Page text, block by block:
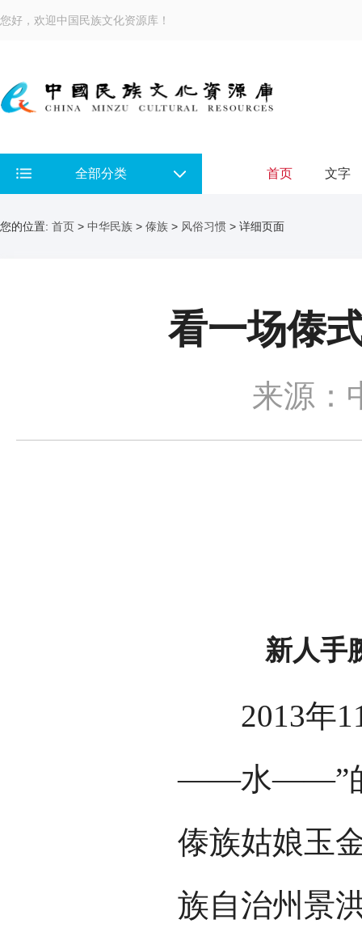
您好，欢迎中国民族文化资源库！
全部分类 首页 文字
您的位置: 首页 > 中华民族 > 傣族 > 风俗习惯 > 详细页面
看一场傣
来源：
新人手
2013年11
——水——”的
傣族姑娘玉
族自治州景